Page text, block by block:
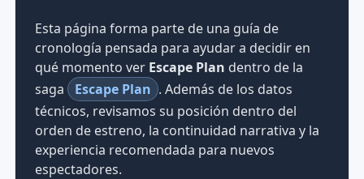
Esta página forma parte de una guía de
cronología pensada para ayudar a decidir en
qué momento ver Escape Plan dentro de la
saga
Escape Plan . Además de los datos
técnicos, revisamos su posición dentro del
orden de estreno, la continuidad narrativa y la
experiencia recomendada para nuevos
espectadores.